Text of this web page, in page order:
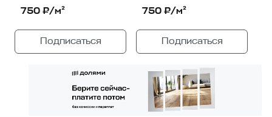
750 ₽/м²
Подписаться
750 ₽/м²
Подписаться